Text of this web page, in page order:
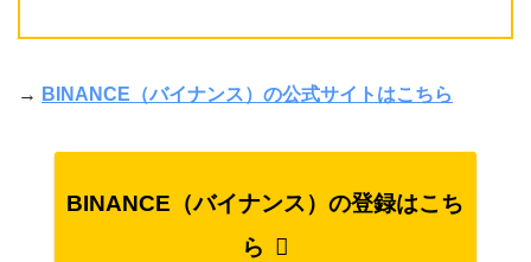
→ BINANCE（バイナンス）の公式サイトはこちら
BINANCE（バイナンス）の登録はこち
ら